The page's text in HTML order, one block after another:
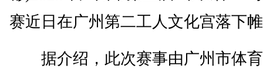
赛近日在广州第二工人文化宫落下
据介绍，此次赛事由广州市体